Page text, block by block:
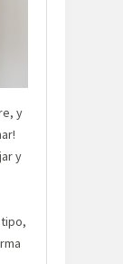
y
y